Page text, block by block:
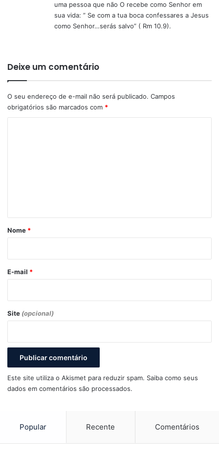
uma pessoa que não O recebe como Senhor em
sua vida: ” Se com a tua boca confessares a Jesus
como Senhor…serás salvo” ( Rm 10.9).
Deixe um comentário
O seu endereço de e-mail não será publicado. Campos
obrigatórios são marcados com *
r
*
Nome *
E-mail *
Site (opcional)
Este site utiliza o Akismet para reduzir spam. Saiba como seus
dados em comentários são processados.
Popular Recente Comentários